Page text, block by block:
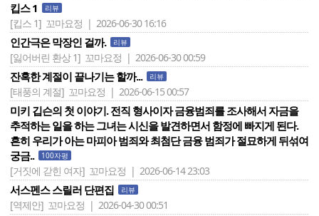
킵스 1 리뷰
[킵스 1] 꼬마요정 | 2026-06-30 16:16
인간극은 막장인 걸까. 리뷰
[잃어버린 환상 1] 꼬마요정 | 2026-06-30 00:59
잔혹한 계절이 끝나기는 할까... 리뷰
[태풍의 계절] 꼬마요정 | 2026-06-15 00:57
미키 깁슨의 첫 이야기. 전직 형사이자 금융범죄를 조사해서 자금을
추적하는 일을 하는 그녀는 시신을 발견하면서 함정에 빠지게 된다.
흔히 우리가 아는 마피아 범죄와 최첨단 금융 범죄가 절묘하게 뒤섞여
궁금..
100자평
[거짓에 갇힌 여자] 꼬마요정 | 2026-06-14 23:03
서스펜스 스릴러 단편집 리뷰
[역제안] 꼬마요정 | 2026-04-30 00:51